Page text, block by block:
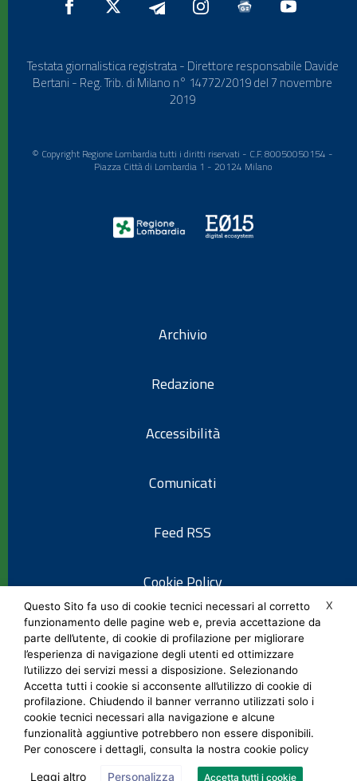
Testata giornalistica registrata - Direttore responsabile Davide
Bertani - Reg. Trib. di Milano n° 14772/2019 del 7 novembre
2019
© Copyright Regione Lombardia tutti i diritti riservati - C.F. 80050050154 -
Piazza Città di Lombardia 1 - 20124 Milano
Archivio
Redazione
Accessibilità
Comunicati
Feed RSS
Cookie Policy
Informativa privacy
Note legali
Social Media Policy
X
Questo Sito fa uso di cookie tecnici necessari al corretto
funzionamento delle pagine web e, previa accettazione da
parte dell’utente, di cookie di profilazione per migliorare
l’esperienza di navigazione degli utenti ed ottimizzare
l’utilizzo dei servizi messi a disposizione. Selezionando
Accetta tutti i cookie si acconsente all’utilizzo di cookie di
profilazione. Chiudendo il banner verranno utilizzati solo i
cookie tecnici necessari alla navigazione e alcune
funzionalità aggiuntive potrebbero non essere disponibili.
Per conoscere i dettagli, consulta la nostra cookie policy
Leggi altro Personalizza Accetta tutti i cookie